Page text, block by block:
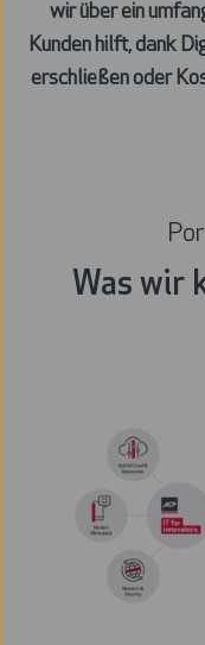
wir über ein
Kunden hilft, dank
erschließen oder
Was wir